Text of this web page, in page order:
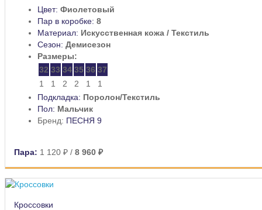
Цвет: Фиолетовый
Пар в коробке: 8
Материал: Искусственная кожа / Текстиль
Сезон: Демисезон
Размеры:
32 33 34 35 36 37
1
1 2 2 1
1
Подкладка: Поролон/Текстиль
Пол: Мальчик
Бренд: ПЕСНЯ 9
Пара: 1 120 ₽ / 8 960 ₽
Кроссовки